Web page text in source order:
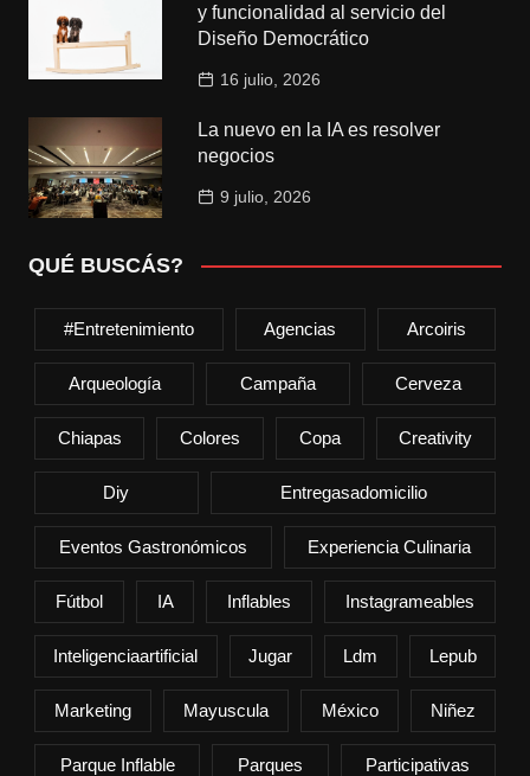
y funcionalidad al servicio del
Diseño Democrático
16 julio, 2026
La nuevo en la IA es resolver
negocios
9 julio, 2026
QUÉ BUSCÁS?
#entretenimiento Agencias Arcoiris
Arqueología Campaña Cerveza
Chiapas Colores Copa Creativity
Diy Entregasadomicilio
Eventos Gastronómicos Experiencia Culinaria
Fútbol IA Inflables Instagrameables
Inteligenciaartificial Jugar Ldm Lepub
Marketing Mayuscula México Niñez
Parque Inflable Parques Participativas